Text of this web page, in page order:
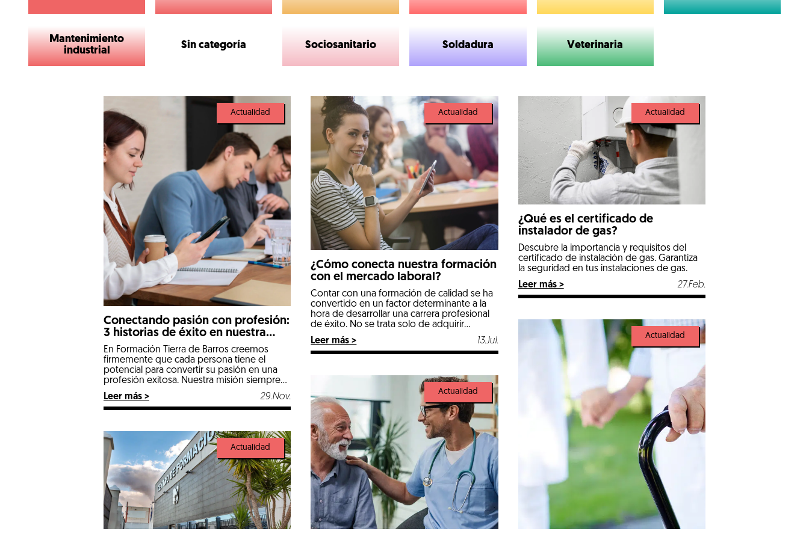
Mantenimiento
industrial
Sin categoría Sociosanitario Soldadura Veterinaria
Actualidad
Conectando pasión con profesión:
3 historias de éxito en nuestra
escuela
En Formación Tierra de Barros creemos
firmemente que cada persona tiene el
potencial para convertir su pasión en una
profesión exitosa. Nuestra misión siempre
ha sido brindar las herramientas necesarias
para que nuestros estudiantes no solo
adquieran conocimientos, sino también las
destacar en el mundo laboral. Hoy
queremos compartir algunas […]
Leer más > 29.Nov.
Actualidad
¿Cómo conecta nuestra formación
con el mercado laboral?
Contar con una formación de calidad se ha
convertido en un factor determinante a la
hora de desarrollar una carrera profesional
de éxito. No se trata solo de adquirir
conocimientos técnicos, sino de recibir una
educación integral que prepare a los
jóvenes para enfrentar los desafíos de un
Leer más > 13.Jul.
Actualidad
¿Qué es el certificado de
instalador de gas?
Descubre la importancia y requisitos del
certificado de instalación de gas. Garantiza
la seguridad en tus instalaciones de gas.
Leer más >
27.Feb.
Actualidad
Actualidad
Actualidad